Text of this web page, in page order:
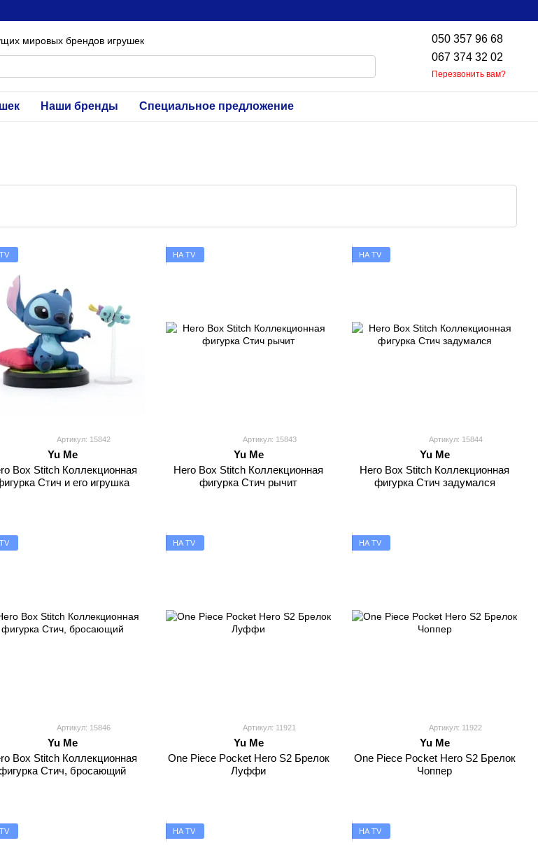
мировых брендов игрушек
050 357 96 68
067 374 32 02
Перезвонить вам?
Наши бренды Специальное предложение
Артикул: 15842
Yu Me
Box Stitch Коллекционная
Стич и его игрушка
НА TV
Артикул: 15843
Yu Me
Hero Box Stitch Коллекционная
фигурка Стич рычит
НА TV
Артикул: 15844
Yu Me
Hero Box Stitch Коллекционная
фигурка Стич задумался
Артикул: 15846
Yu Me
Box Stitch Коллекционная
Стич, бросающий
НА TV
Артикул: 11921
Yu Me
One Piece Pocket Hero S2 Брелок
Луффи
НА TV
Артикул: 11922
Yu Me
One Piece Pocket Hero S2 Брелок
Чоппер
НА TV НА TV